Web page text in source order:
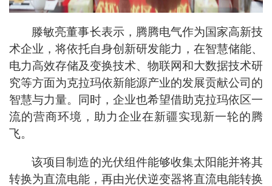
滕敏亮董事长表示，腾腾电气作为国家高新技
术企业，将依托自身创新研发能力，在智慧储能、
电力高效存储及变换技术、物联网和大数据技术研
究等方面为克拉玛依新能源产业的发展贡献公司的
智慧与力量。同时，企业也希望借助克拉玛依区一
流的营商环境，助力企业在新疆实现新一轮的腾
飞。
该项目制造的光伏组件能够收集太阳能并将其
转换为直流电能，再由光伏逆变器将直流电能转换